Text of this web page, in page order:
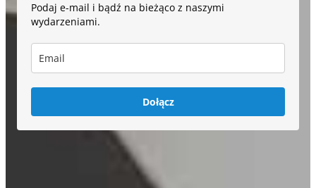
Podaj e-mail i bądź na bieżąco z naszymi
wydarzeniami.
Dołącz